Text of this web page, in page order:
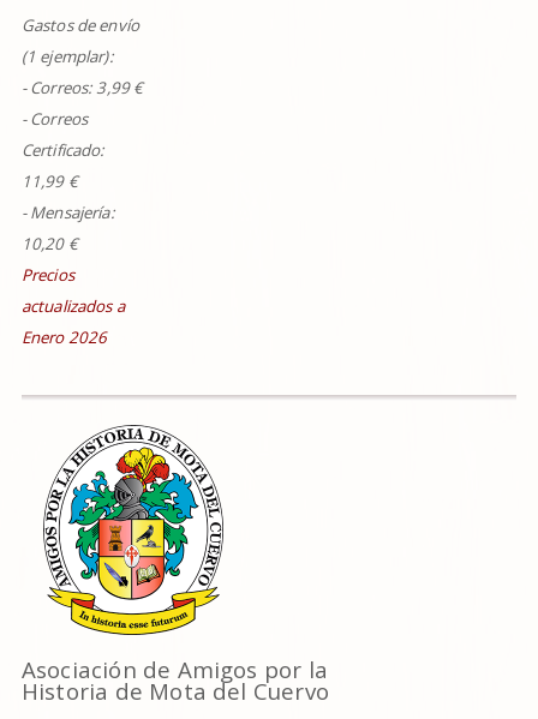
Gastos de envío
(1 ejemplar):
- Correos:3,99€
- Correos
Certificado:
11,99 €
- Mensajería:
10,20 €
Precios
actualizados a
Enero 2026
Asociación de Amigos por la
Historia de Mota del Cuervo